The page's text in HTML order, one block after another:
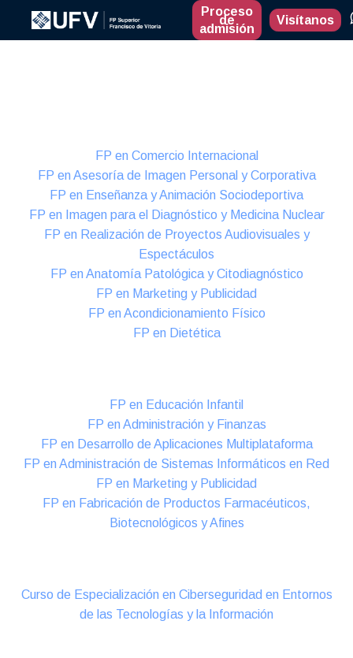
Proceso
de
admisión
Visítanos
FP en Comercio Internacional
FP en Asesoría de Imagen Personal y Corporativa
FP en Enseñanza y Animación Sociodeportiva
FP en Imagen para el Diagnóstico y Medicina Nuclear
FP en Realización de Proyectos Audiovisuales y
Espectáculos
FP en Anatomía Patológica y Citodiagnóstico
FP en Marketing y Publicidad
FP en Acondicionamiento Físico
FP en Dietética
FP en Educación Infantil
FP en Administración y Finanzas
FP en Desarrollo de Aplicaciones Multiplataforma
FP en Administración de Sistemas Informáticos en Red
FP en Marketing y Publicidad
FP en Fabricación de Productos Farmacéuticos,
Biotecnológicos y Afines
Curso de Especialización en Ciberseguridad en Entornos
de las Tecnologías y la Información